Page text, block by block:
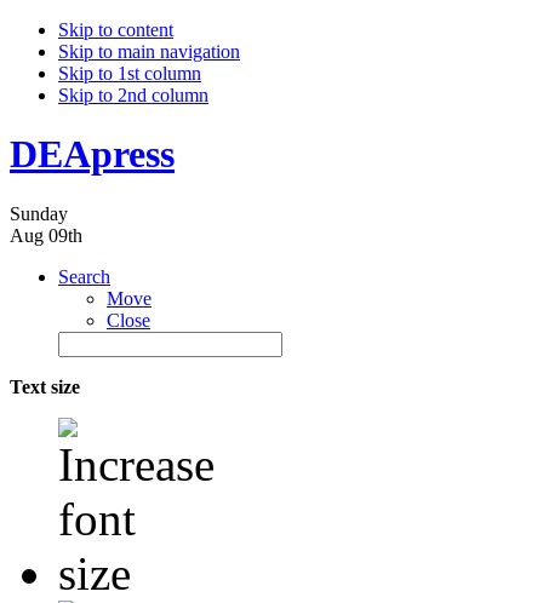
Skip to content
Skip to main navigation
Skip to 1st column
Skip to 2nd column
DEApress
Sunday
Aug 09th
Search
Move
Close
Text size